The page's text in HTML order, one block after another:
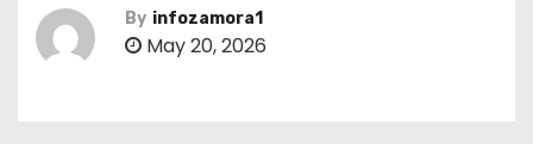
By infozamora1
May 20, 2026